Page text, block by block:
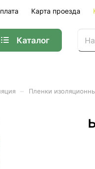
Карта проезда
Каталог
Пленки